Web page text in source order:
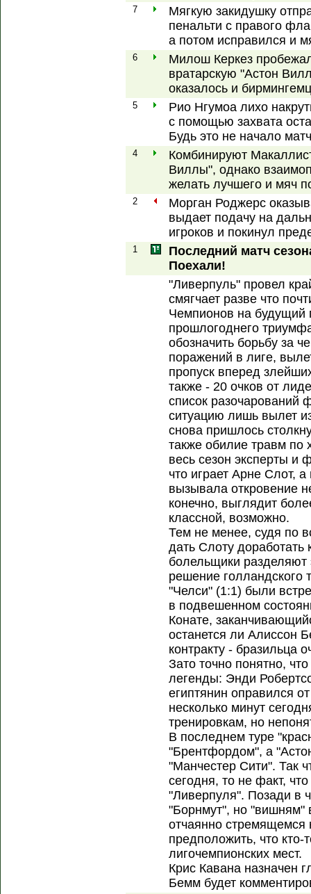
7
Мягкую закидушку
пенальти с правого
а потом исправился и
6
Милош Керкез
вратарскую "Астон
оказалось и
5
Рио Нгумоа лихо
с помощью захвата
Будь это не начало
4
Комбинируют
Виллы", однако
желать лучшего и мяч
2
Морган Роджерс
выдает подачу на
игроков и покинул
1
Последний матч
Поехали!
"Ливерпуль" провел
смягчает разве что
Чемпионов на будущий
прошлогоднего
обозначить борьбу за
поражений в лиге,
пропуск вперед
также - 20 очков от
список разочарований
ситуацию лишь вылет
снова пришлось
также обилие травм по
весь сезон эксперты и
что играет Арне Слот,
вызывала откровение
конечно, выглядит
классной, возможно.
Тем не менее, судя по
дать Слоту доработать
болельщики
решение голландского
"Челси" (1:1) были
в подвешенном
Конате,
останется ли Алиссон
контракту - бразильца
Зато точно понятно,
легенды: Энди
египтянин оправился
несколько минут
тренировкам, но
В последнем туре
"Брентфордом", а
"Манчестер Сити". Так
сегодня, то не факт,
"Ливерпуля". Позади в
"Борнмут", но "вишням"
отчаянно стремящемся
предположить, что
лигочемпионских мест.
Крис Кавана назначен
Бемм будет